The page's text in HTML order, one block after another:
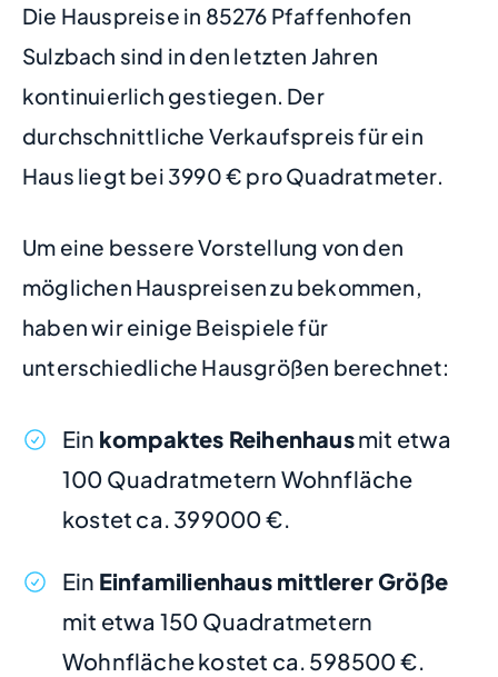
Die Hauspreise in 85276 Pfaffenhofen
Sulzbach sind in den letzten Jahren
kontinuierlich gestiegen. Der
durchschnittliche Verkaufspreis für ein
Haus liegt bei 3990 € pro Quadratmeter.
Um eine bessere Vorstellung von den
möglichen Hauspreisen zu bekommen,
haben wir einige Beispiele für
unterschiedliche Hausgrößen berechnet:
Ein kompaktes Reihenhausmit etwa
100 Quadratmetern Wohnfläche
kostet ca. 399000 €.
Ein Einfamilienhaus mittlerer Größe
mit etwa 150 Quadratmetern
Wohnfläche kostet ca. 598500 €.